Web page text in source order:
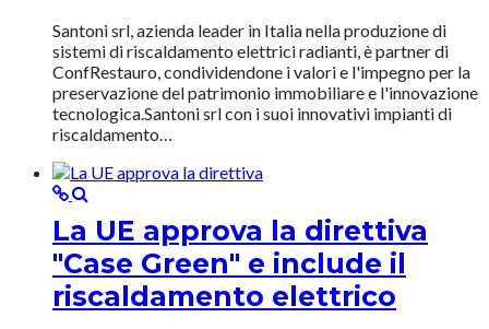
Santoni srl, azienda leader in Italia nella produzione di
sistemi di riscaldamento elettrici radianti, è partner di
ConfRestauro, condividendone i valori e l'impegno per la
preservazione del patrimonio immobiliare e l'innovazione
tecnologica.Santoni srl con i suoi innovativi impianti di
riscaldamento…
La UE approva la direttiva
"Case Green" e include il
riscaldamento elettrico